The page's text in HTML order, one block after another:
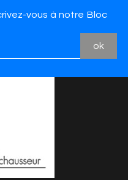
vous à notre Bloc